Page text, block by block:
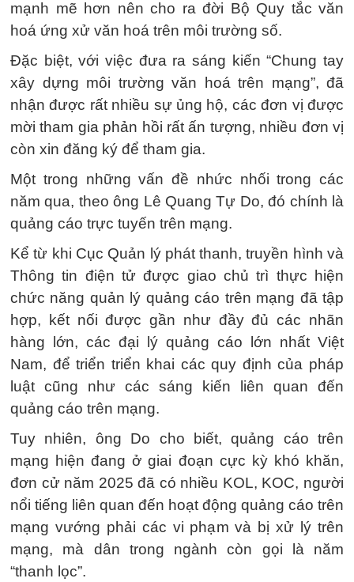
mạnh mẽ hơn nên cho ra đời Bộ Quy tắc văn
hoá ứng xử văn hoá trên môi trường số.
Đặc biệt, với việc đưa ra sáng kiến “Chung tay
xây dựng môi trường văn hoá trên mạng”, đã
nhận được rất nhiều sự ủng hộ, các đơn vị được
mời tham gia phản hồi rất ấn tượng, nhiều đơn vị
còn xin đăng ký để tham gia.
Một trong những vấn đề nhức nhối trong các
năm qua, theo ông Lê Quang Tự Do, đó chính là
quảng cáo trực tuyến trên mạng.
Kể từ khi Cục Quản lý phát thanh, truyền hình và
Thông tin điện tử được giao chủ trì thực hiện
chức năng quản lý quảng cáo trên mạng đã tập
hợp, kết nối được gần như đầy đủ các nhãn
hàng lớn, các đại lý quảng cáo lớn nhất Việt
Nam, để triển triển khai các quy định của pháp
luật cũng như các sáng kiến liên quan đến
quảng cáo trên mạng.
Tuy nhiên, ông Do cho biết, quảng cáo trên
mạng hiện đang ở giai đoạn cực kỳ khó khăn,
đơn cử năm 2025 đã có nhiều KOL, KOC, người
nổi tiếng liên quan đến hoạt động quảng cáo trên
mạng vướng phải các vi phạm và bị xử lý trên
mạng, mà dân trong ngành còn gọi là năm
“thanh lọc”.